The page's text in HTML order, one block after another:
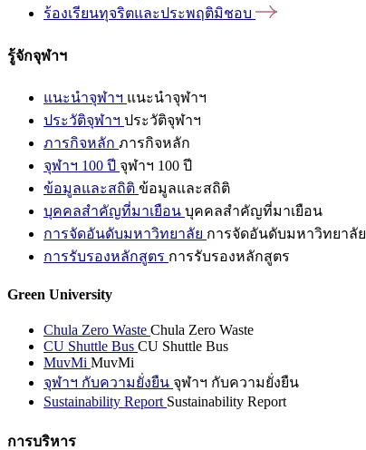
ร้องเรียนทุจริตและประพฤติมิชอบ
รู้จักจุฬาฯ
แนะนำจุฬาฯ แนะนำจุฬาฯ
ประวัติจุฬาฯ ประวัติจุฬาฯ
ภารกิจหลัก ภารกิจหลัก
จุฬาฯ 100 ปี จุฬาฯ 100 ปี
ข้อมูลและสถิติ ข้อมูลและสถิติ
บุคคลสำคัญที่มาเยือน บุคคลสำคัญที่มาเยือน
การจัดอันดับมหาวิทยาลัย การจัดอันดับมหาวิทยาลัย
การรับรองหลักสูตร การรับรองหลักสูตร
Green University
Chula Zero Waste Chula Zero Waste
CU Shuttle Bus CU Shuttle Bus
MuvMi MuvMi
จุฬาฯ กับความยั่งยืน จุฬาฯ กับความยั่งยืน
Sustainability Report Sustainability Report
การบริหาร